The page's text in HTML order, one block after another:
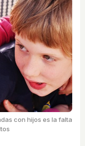
con hijos es la falta